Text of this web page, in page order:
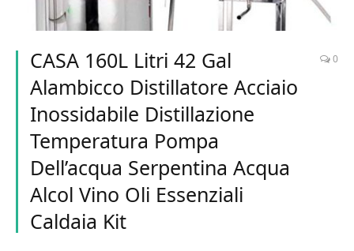
CASA 160L Litri 42 Gal
Alambicco Distillatore Acciaio
Inossidabile Distillazione
Temperatura Pompa
Dell’acqua Serpentina Acqua
Alcol Vino Oli Essenziali
Caldaia Kit
0